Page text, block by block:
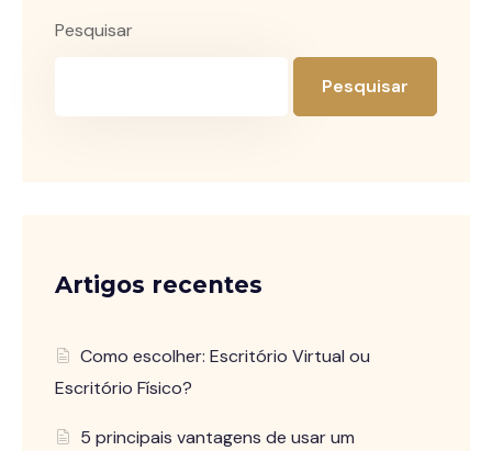
Pesquisar
Pesquisar
Artigos recentes
Como escolher: Escritório Virtual ou
Escritório Físico?
5 principais vantagens de usar um